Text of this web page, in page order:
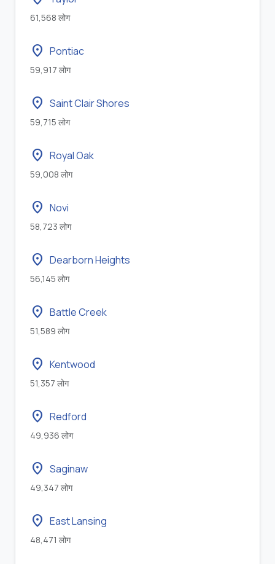
61,568 लोग
location_on Pontiac
59,917 लोग
location_on Saint Clair Shores
59,715 लोग
location_on Royal Oak
59,008 लोग
location_on Novi
58,723 लोग
location_on Dearborn Heights
56,145 लोग
location_on Battle Creek
51,589 लोग
location_on Kentwood
51,357 लोग
location_on Redford
49,936 लोग
location_on Saginaw
49,347 लोग
location_on East Lansing
48,471 लोग